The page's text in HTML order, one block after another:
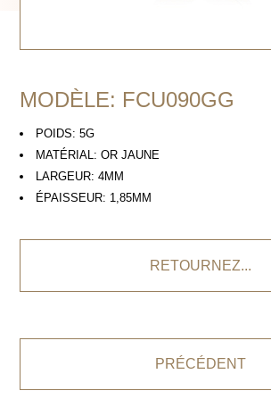
MODÈLE: FCU090GG
POIDS: 5G
MATÉRIAL: OR JAUNE
LARGEUR: 4MM
ÉPAISSEUR: 1,85MM
RETOURNEZ...
PRÉCÉDENT